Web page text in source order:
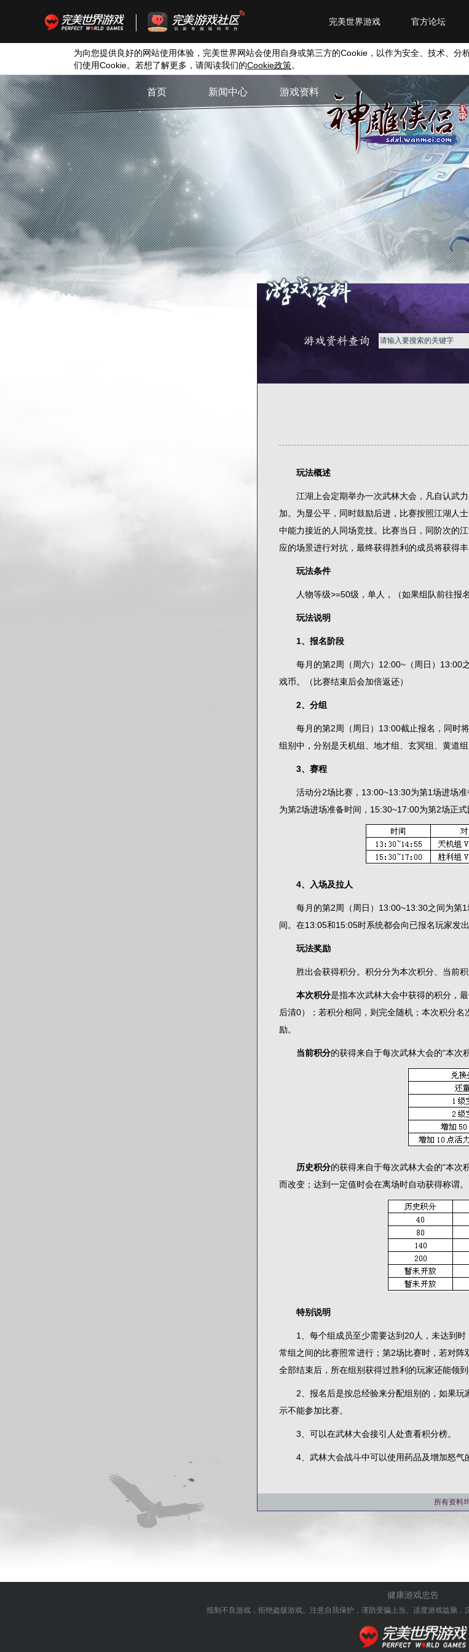
官方论坛
完美世界游戏
为向您提供良好的网站使用体验，完美世界网站会使用自身或第三方的Cookie ，以作为安全、技术、分
们使用Cookie。若想了解更多，请阅读我们的Cookie政策。
首页 新闻中心 游戏资料
玩法概述
江湖上会定期举办一次武林大会，凡自认武力
加。为显公平，同时鼓励后进，比赛按照江湖人
中能力接近的人同场竞技。比赛当日，同阶次的
应的场景进行对抗，最终获得胜利的成员将获得
玩法条件
人物等级>=50级，单人，（如果组队前往报名
玩法说明
1、报名阶段
每月的第2周（周六）12:00~（周日）13:00
戏币。（比赛结束后会加倍返还）
2、分组
每月的第2周（周日）13:00截止报名，同时将
组别中，分别是天机组、地才组、玄冥组、黄道组
3、赛程
活动分2场比赛，13:00~13:30为第1场进场准
为第2场进场准备时间，15:30~17:00为第2场正式
4、入场及拉人
每月的第2周（周日）13:00~13:30之间为第1
间。在13:05和15:05时系统都会向已报名玩家发出
玩法奖励
胜出会获得积分。积分分为本次积分、当前积
本次积分是指本次武林大会中获得的积分，
后清0）；若积分相同，则完全随机；本次积分
励。
当前积分的获得来自于每次武林大会的“本次
历史积分的获得来自于每次武林大会的“本次
而改变；达到一定值时会在离场时自动获得称谓。
特别说明
1、每个组成员至少需要达到20人，未达到时
常组之间的比赛照常进行；第2场比赛时，若对
全部结束后，所在组别获得过胜利的玩家还能领到
2、报名后是按总经验来分配组别的，如果玩
示不能参加比赛。
3、可以在武林大会接引人处查看积分榜。
4、武林大会战斗中可以使用药品及增加怒气
所有资料
健康游戏忠告
抵制不良游戏，拒绝盗版游戏。注意自我保护，谨防受骗上当。 适度游戏益脑，